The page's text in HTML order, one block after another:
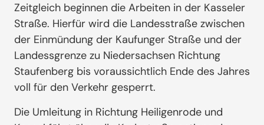
Zeitgleich beginnen die Arbeiten in der Kasseler
Straße. Hierfür wird die Landesstraße zwischen
der Einmündung der Kaufunger Straße und der
Landessgrenze zu Niedersachsen Richtung
Staufenberg bis voraussichtlich Ende des Jahres
voll für den Verkehr gesperrt.
Die Umleitung in Richtung Heiligenrode und